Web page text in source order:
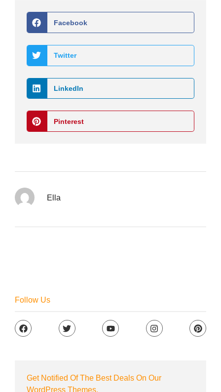
Facebook
Twitter
LinkedIn
Pinterest
Ella
Follow Us
Get Notified Of The Best Deals On Our
WordPress Themes.